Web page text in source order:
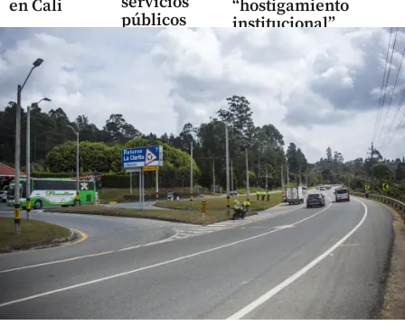
en Cali
share
públicos
alertan de
cinco
riesgos
del nuevo
marco
tarifario
de aseo
share
“hostigamiento
institucional”
tras
investigación
de la SIC a
Enel, Celsia y
AES
share
Salud
Gobierno